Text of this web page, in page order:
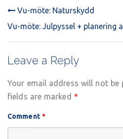
repetition
POST
NAVIGATION
Vu-möte: Naturskydd
Vu-möte: Julpyssel + planering
Leave a Reply
Your email address will not be
fields are marked *
Comment *